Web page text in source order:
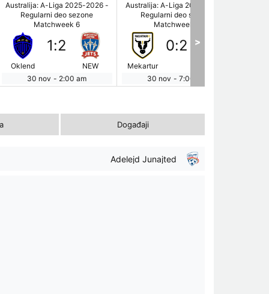
Australija: A-Liga 2025-2026 -
Regularni deo sezone
Matchweek 6
Oklend
1:2
NEW
30 nov - 2:00 am
Australija: A-Liga 2025-2026 -
Regularni deo sezone
Matchweek 6
Mekartur
0:2
30 nov - 7:00 am
>
Događaji
Adelejd Junajted